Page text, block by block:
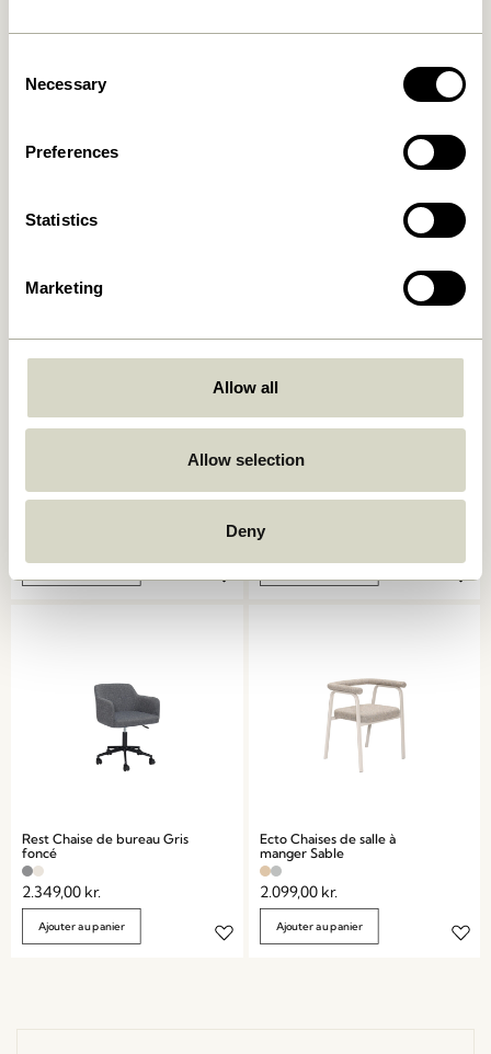
Selection
Necessary
Preferences
Statistics
Marketing
Allow all
Allow selection
Deny
manger Noir
Ajouter au panier
manger Naturel
3.049,00
Ajouter au panier
Rest Chaise de bureau Gris
foncé
2.349,00 kr.
Ajouter au panier
Ecto Chaises de salle à
manger Sable
2.099,00 kr.
Ajouter au panier